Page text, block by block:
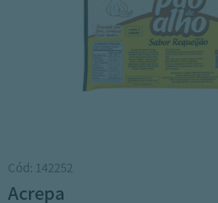
Cód: 142252
acrepa